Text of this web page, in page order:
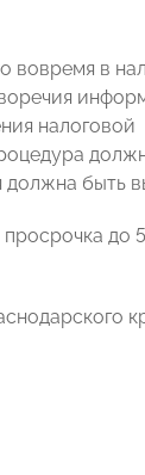
вовремя в
налоговой
быть
до